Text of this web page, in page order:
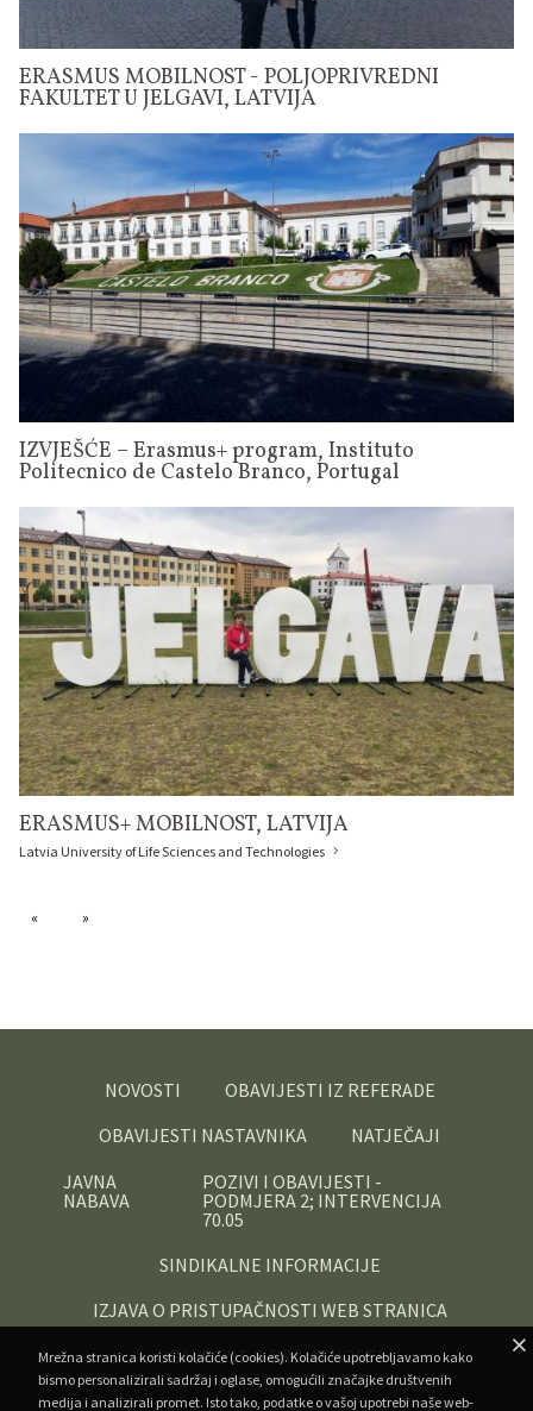
ERASMUS MOBILNOST - POLJOPRIVREDNI
FAKULTET U JELGAVI, LATVIJA
IZVJEŠĆE – Erasmus+ program, Instituto
Politecnico de Castelo Branco, Portugal
ERASMUS+ MOBILNOST, LATVIJA
Latvia University of Life Sciences and Technologies
NOVOSTI
OBAVIJESTI IZ REFERADE
OBAVIJESTI NASTAVNIKA
NATJEČAJI
JAVNA
NABAVA
POZIVI I OBAVIJESTI -
PODMJERA 2; INTERVENCIJA
70.05
SINDIKALNE INFORMACIJE
IZJAVA O PRISTUPAČNOSTI WEB STRANICA
OBAVIJEST O PRIVATNOSTI
Mrežna stranica koristi kolačiće (cookies). Kolačiće upotrebljavamo kako
bismo personalizirali sadržaj i oglase, omogućili značajke društvenih
medija i analizirali promet. Isto tako, podatke o vašoj upotrebi naše web-